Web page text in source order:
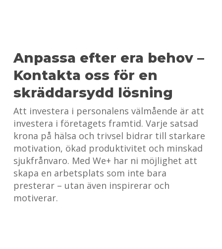
Anpassa efter era behov –
Kontakta oss för en
skräddarsydd lösning
Att investera i personalens välmående är att
investera i företagets framtid. Varje satsad
krona på hälsa och trivsel bidrar till starkare
motivation, ökad produktivitet och minskad
sjukfrånvaro. Med We+ har ni möjlighet att
skapa en arbetsplats som inte bara
presterar – utan även inspirerar och
motiverar.